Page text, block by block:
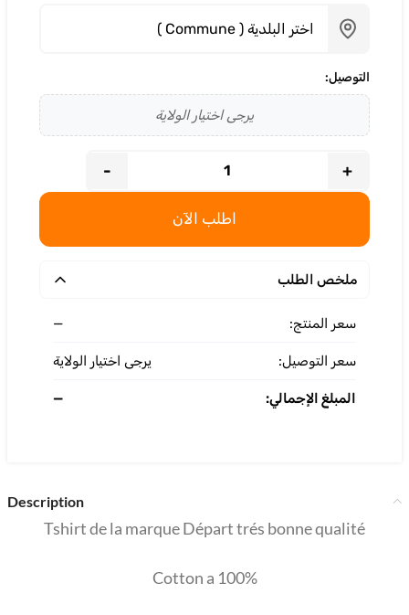
التوصيل:
يرجى اختيار الولاية
- +
اطلب الآن
ملخص الطلب
سعر المنتج: —
سعر التوصيل: يرجى اختيار الولاية
المبلغ الإجمالي: —
Description
Tshirt de la marque Départ trés bonne qualité
Cotton a 100%